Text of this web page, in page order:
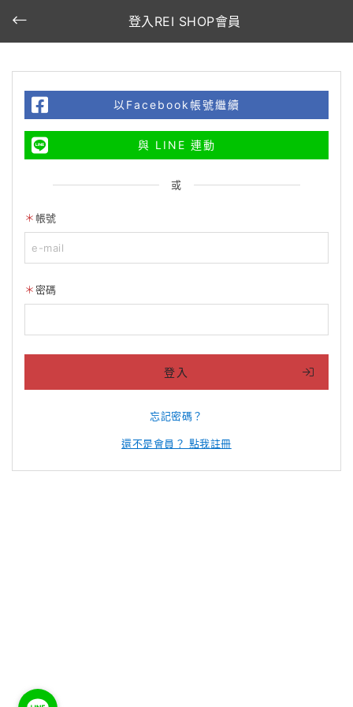
登入REI SHOP會員
以Facebook帳號繼續
與 LINE 連動
或
帳號
密碼
登入
忘記密碼？
還不是會員？ 點我註冊